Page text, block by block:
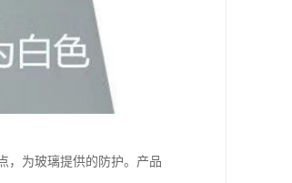
，为玻璃提供的防护。产品